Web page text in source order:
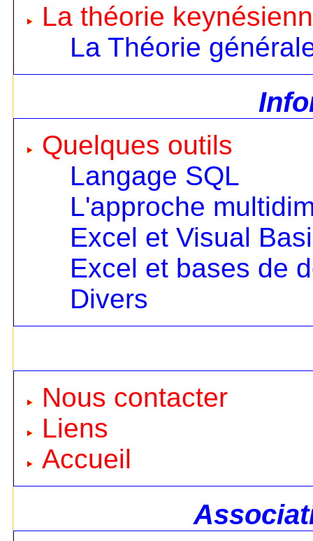
La théorie
La Théorie
Quelques outils
Langage SQL
L'approche
Excel et Visual
Excel et bases de
Divers
Nous contacter
Liens
Accueil